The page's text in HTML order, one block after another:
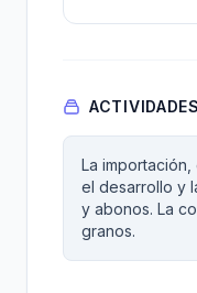
La importación,
el desarrollo y
y abonos. La
granos.